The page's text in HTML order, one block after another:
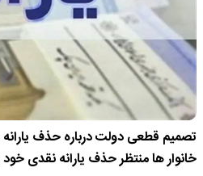
تصمیم قطعی دولت درباره حذف
خانوار ها منتظر حذف یارانه نقدی